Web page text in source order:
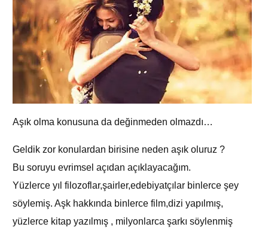
Aşık olma konusuna da değinmeden olmazdı…
Geldik zor konulardan birisine neden aşık oluruz ?
Bu soruyu evrimsel açıdan açıklayacağım.
Yüzlerce yıl filozoflar,şairler,edebiyatçılar binlerce şey
söylemiş. Aşk hakkında binlerce film,dizi yapılmış,
yüzlerce kitap yazılmış , milyonlarca şarkı söylenmiş